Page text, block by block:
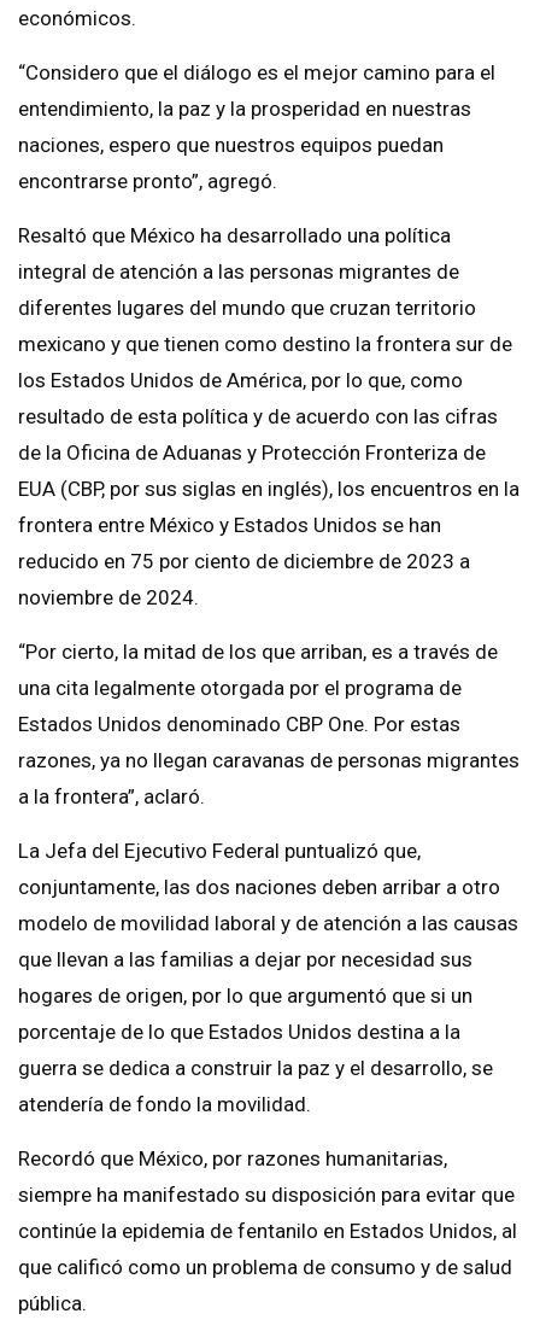
económicos.
“Considero que el diálogo es el mejor camino para el
entendimiento, la paz y la prosperidad en nuestras
naciones, espero que nuestros equipos puedan
encontrarse pronto”, agregó.
Resaltó que México ha desarrollado una política
integral de atención a las personas migrantes de
diferentes lugares del mundo que cruzan territorio
mexicano y que tienen como destino la frontera sur de
los Estados Unidos de América, por lo que, como
resultado de esta política y de acuerdo con las cifras
de la Oficina de Aduanas y Protección Fronteriza de
EUA (CBP, por sus siglas en inglés), los encuentros en la
frontera entre México y Estados Unidos se han
reducido en 75 por ciento de diciembre de 2023 a
noviembre de 2024.
“Por cierto, la mitad de los que arriban, es a través de
una cita legalmente otorgada por el programa de
Estados Unidos denominado CBP One. Por estas
razones, ya no llegan caravanas de personas migrantes
a la frontera”, aclaró.
La Jefa del Ejecutivo Federal puntualizó que,
conjuntamente, las dos naciones deben arribar a otro
modelo de movilidad laboral y de atención a las causas
que llevan a las familias a dejar por necesidad sus
hogares de origen, por lo que argumentó que si un
porcentaje de lo que Estados Unidos destina a la
guerra se dedica a construir la paz y el desarrollo, se
atendería de fondo la movilidad.
Recordó que México, por razones humanitarias,
siempre ha manifestado su disposición para evitar que
continúe la epidemia de fentanilo en Estados Unidos, al
que calificó como un problema de consumo y de salud
pública.